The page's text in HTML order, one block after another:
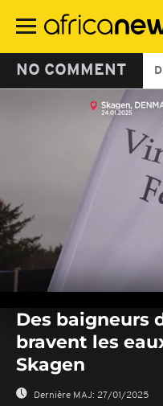
contenu
NO COMMENT
seconds
seconds
Des baigneurs
bravent les
Skagen
Dernière MAJ: 27/01/2025